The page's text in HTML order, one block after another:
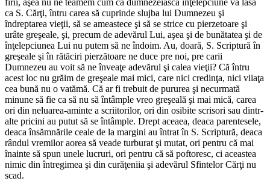
firii, aşea nu ne teamem cum că dumnezeiasca înţelepciune va lăsa
ca S. Cărţi, întru carea să cuprinde slujba lui Dumnezeu şi
îndreptarea vieţii, să se ameastece şi să se strice cu pierzetoare şi
urâte greşeale, şi, precum de adevărul Lui, aşea şi de bunătatea şi de
înţelepciunea Lui nu putem să ne îndoim. Au, doară, S. Scriptură în
greşeale şi în rătăciri pierzătoare ne duce pre noi, pre carii
Dumnezeu au voit să ne înveaţe adevărul şi calea vieţii? Că întru
acest loc nu grăim de greşeale mai mici, care nici credinţa, nici viiaţa
cea bună nu o vatămă. Că ar fi trebuit de pururea şi necurmată
minune să fie ca să nu să întâmple vreo greşeală şi mai mică, carea
ori din neluarea-aminte a scriitorilor, ori din osibite scrisori sau dintr-
alte pricini au putut să se întâmple. Drept aceaea, deaca parentesele,
deaca însămnările ceale de la margini au întrat în S. Scriptură, deaca
rândul vremilor aorea să veade turburat şi mutat, ori pentru că mai
înainte să spun unele lucruri, ori pentru că să poftoresc, ci aceastea
nimic din întregimea şi din curăţeniia şi adevărul Sfintelor Cărţi nu
scad.